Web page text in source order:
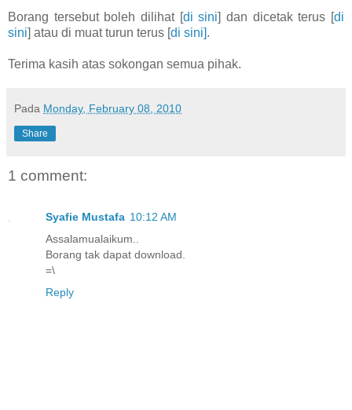
Borang tersebut boleh dilihat [di sini] dan dicetak terus [di
sini] atau di muat turun terus [di sini].
Terima kasih atas sokongan semua pihak.
Pada Monday, February 08, 2010
Share
1 comment:
Syafie Mustafa 10:12 AM
Assalamualaikum..
Borang tak dapat download.
=\
Reply